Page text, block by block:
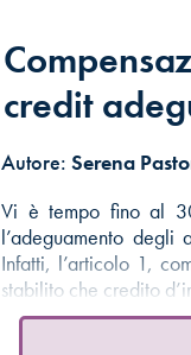
credit
Autore:Serena
Vi è tempo fino al
l’adeguamento
Infatti, l’articolo 1,
stabilito che credito